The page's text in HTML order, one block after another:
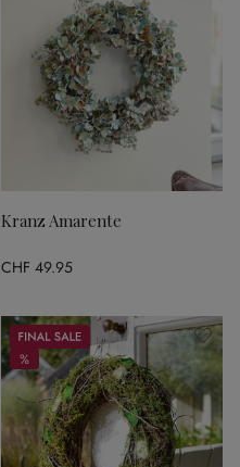
Kranz Amarente
CHF 49.95
Sale
%
%